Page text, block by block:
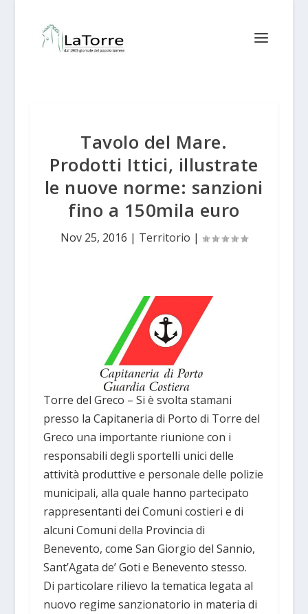
Tavolo del Mare.
Prodotti Ittici, illustrate
le nuove norme: sanzioni
fino a 150mila euro
Nov 25, 2016 | Territorio |
Torre del Greco – Si è svolta stamani
presso la Capitaneria di Porto di Torre del
Greco una importante riunione con i
responsabili degli sportelli unici delle
attività produttive e personale delle polizie
municipali, alla quale hanno partecipato
rappresentanti dei Comuni costieri e di
alcuni Comuni della Provincia di
Benevento, come San Giorgio del Sannio,
Sant’Agata de’ Goti e Benevento stesso.
Di particolare rilievo la tematica legata al
nuovo regime sanzionatorio in materia di